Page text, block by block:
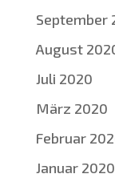
September
August
Juli 2020
März 2020
Februar
Januar 2020